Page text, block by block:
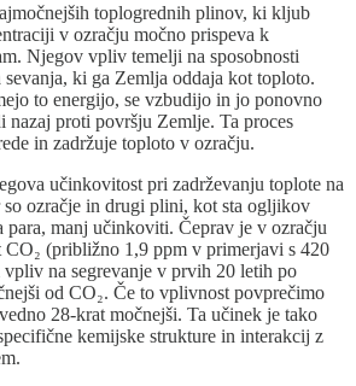
toplogrednih plinov, ki kljub
v ozračju močno prispeva k
Njegov vpliv temelji na sposobnosti
sevanja, ki ga Zemlja oddaja kot toploto.
to energijo, se vzbudijo in jo ponovno
nazaj proti površju Zemlje. Ta proces
in zadržuje toploto v ozračju.
učinkovitost pri zadrževanju toplote na
ozračje in drugi plini, kot sta ogljikov
para, manj učinkoviti. Čeprav je v ozračju
CO₂ (približno 1,9 ppm v primerjavi s 420
na segrevanje v prvih 20 letih po
od CO₂. Če to vplivnost povprečimo
28-krat močnejši. Ta učinek je tako
kemijske strukture in interakcij z